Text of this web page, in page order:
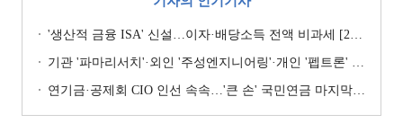
'생산적 금융 ISA' 신설…이자·배당소득 전액 비과세 [2026 세제개편안]
기관 '파마리서치'·외인 '주성엔지니어링'·개인 '펩트론' 1위 [주간 코스닥 순매수- 2026년 7월27일~7월31일]
연기금·공제회 CIO 인선 속속…'큰 손' 국민연금 마지막 타자